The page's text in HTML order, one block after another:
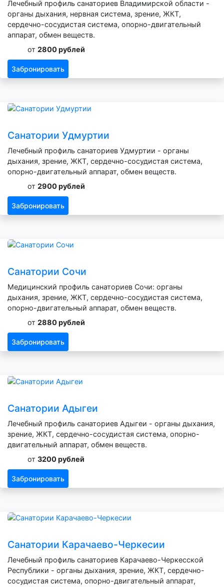
Лечебный профиль санаториев Владимирской области -
органы дыхания, нервная система, зрение, ЖКТ,
сердечно-сосудистая система, опорно-двигательный
аппарат, обмен веществ.
от 2800 рублей
Забронировать
Санатории Удмуртии
Лечебный профиль санаториев Удмуртии - органы
дыхания, зрение, ЖКТ, сердечно-сосудистая система,
опорно-двигательный аппарат, обмен веществ.
от 2900 рублей
Забронировать
Санатории Сочи
Медицинский профиль санаториев Сочи: органы
дыхания, зрение, ЖКТ, сердечно-сосудистая система,
опорно-двигательный аппарат, обмен веществ.
от 2880 рублей
Забронировать
Санатории Адыгеи
Лечебный профиль санаториев Адыгеи - органы дыхания,
зрение, ЖКТ, сердечно-сосудистая система, опорно-
двигательный аппарат, обмен веществ.
от 3200 рублей
Забронировать
Санатории Карачаево-Черкесии
Лечебный профиль санаториев Карачаево-Черкесской
Республики - органы дыхания, зрение, ЖКТ, сердечно-
сосудистая система, опорно-двигательный аппарат,